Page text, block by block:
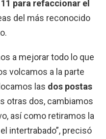
para refaccionar el
del más reconocido
a mejorar todo lo que
volcamos a la parte
las dos postas
otras dos, cambiamos
así como retiramos la
intertrabado”, precisó